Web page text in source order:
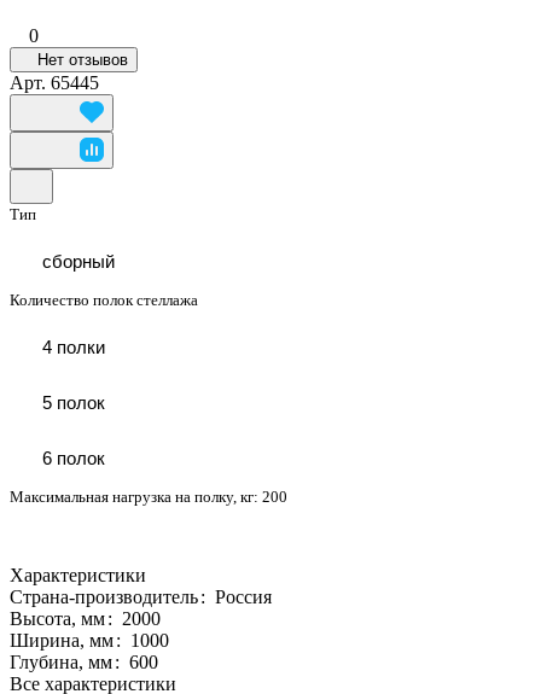
0
Нет отзывов
Арт. 65445
Тип
сборный
Количество полок стеллажа
4 полки
5 полок
6 полок
Максимальная нагрузка на полку, кг: 200
Характеристики
Страна-производитель: Россия
Высота, мм: 2000
Ширина, мм: 1000
Глубина, мм: 600
Все характеристики